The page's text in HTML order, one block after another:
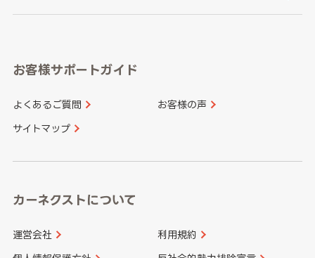
愛知県
和歌山県
山口県
香川県 愛媛県
長崎県
大分県 宮崎県
お客様サポートガイド
よくあるご質問 お客様の声
サイトマップ
カーネクストについて
運営会社 利用規約